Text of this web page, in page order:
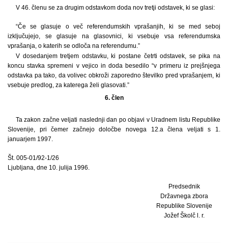
V 46. členu se za drugim odstavkom doda nov tretji odstavek, ki se glasi:
“Če se glasuje o več referendumskih vprašanjih, ki se med seboj
izključujejo, se glasuje na glasovnici, ki vsebuje vsa referendumska
vprašanja, o katerih se odloča na referendumu.”
V dosedanjem tretjem odstavku, ki postane četrti odstavek, se pika na
koncu stavka spremeni v vejico in doda besedilo “v primeru iz prejšnjega
odstavka pa tako, da volivec obkroži zaporedno številko pred vprašanjem, ki
vsebuje predlog, za katerega želi glasovati.”
6. člen
Ta zakon začne veljati naslednji dan po objavi v Uradnem listu Republike
Slovenije, pri čemer začnejo določbe novega 12.a člena veljati s 1.
januarjem 1997.
Št. 005-01/92-1/26
Ljubljana, dne 10. julija 1996.
Predsednik
Državnega zbora
Republike Slovenije
Jožef Školč l. r.